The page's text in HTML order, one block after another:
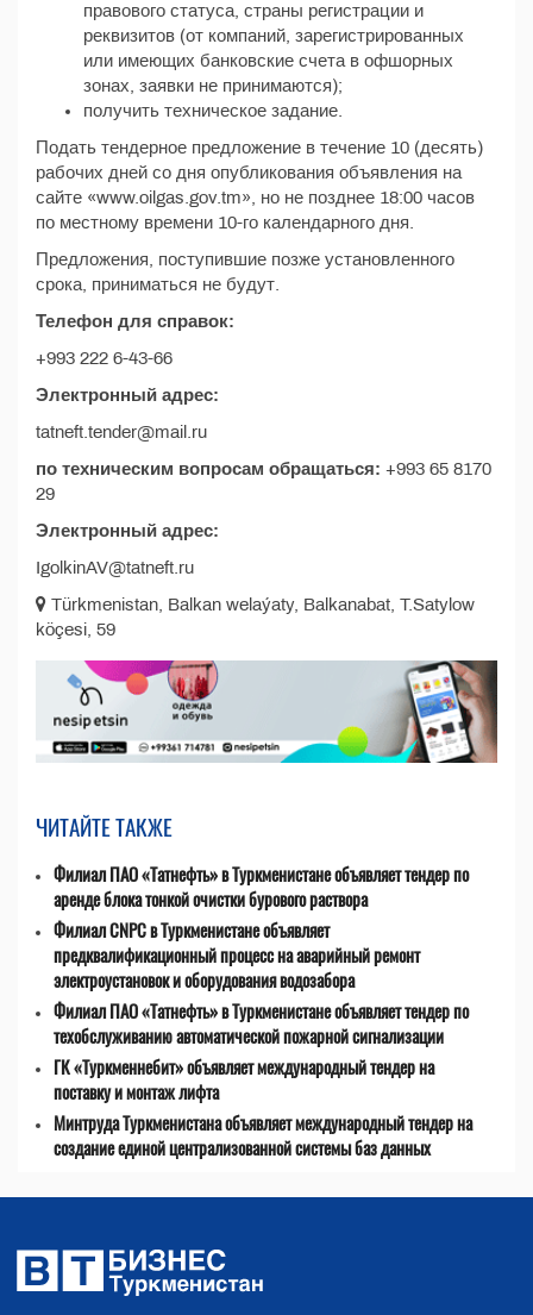
правового статуса, страны регистрации и
реквизитов (от компаний, зарегистрированных
или имеющих банковские счета в офшорных
зонах, заявки не принимаются);
получить техническое задание.
Подать тендерное предложение в течение 10 (десять)
рабочих дней со дня опубликования объявления на
сайте «www.oilgas.gov.tm», но не позднее 18:00 часов
по местному времени 10-го календарного дня.
Предложения, поступившие позже установленного
срока, приниматься не будут.
Телефон для справок:
+993 222 6-43-66
Электронный адрес:
tatneft.tender@mail.ru
по техническим вопросам обращаться: +993 65 8170
29
Электронный адрес:
IgolkinAV@tatneft.ru
Türkmenistan, Balkan welaýaty, Balkanabat, T.Satylow
köçesi, 59
ЧИТАЙТЕ ТАКЖЕ
Филиал ПАО «Татнефть» в Туркменистане объявляет тендер по
аренде блока тонкой очистки бурового раствора
Филиал CNPC в Туркменистане объявляет
предквалификационный процесс на аварийный ремонт
электроустановок и оборудования водозабора
Филиал ПАО «Татнефть» в Туркменистане объявляет тендер по
техобслуживанию автоматической пожарной сигнализации
ГК «Туркменнебит» объявляет международный тендер на
поставку и монтаж лифта
Минтруда Туркменистана объявляет международный тендер на
создание единой централизованной системы баз данных